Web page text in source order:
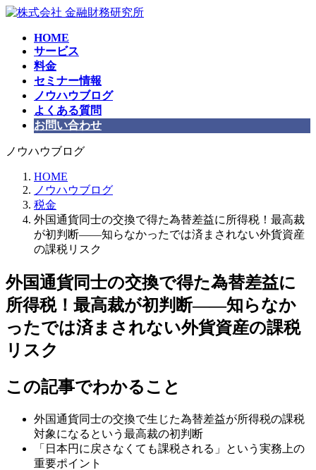
コ
プ
ナ
動
HOME
サービス
料金
セミナー情報
ノウハウブログ
よくある質問
お問い合わせ
ノウハウブログ
HOME
ノウハウブログ
税金
外国通貨同士の交換で得た為替差益に所得税！最高裁
が初判断——知らなかったでは済まされない外貨資産
の課税リスク
外国通貨同士の交換で得た為替差益に
所得税！最高裁が初判断——知らなか
ったでは済まされない外貨資産の課税
リスク
この記事でわかること
外国通貨同士の交換で生じた為替差益が所得税の課税
対象になるという最高裁の初判断
「日本円に戻さなくても課税される」という実務上の
重要ポイント